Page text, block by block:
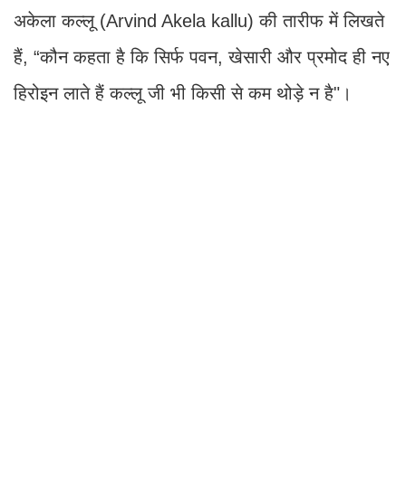
अकेला कल्लू (Arvind Akela kallu) की तारीफ में लिखते
हैं, “कौन कहता है कि सिर्फ पवन, खेसारी और प्रमोद ही नए
हिरोइन लाते हैं कल्लू जी भी किसी से कम थोड़े न है"।